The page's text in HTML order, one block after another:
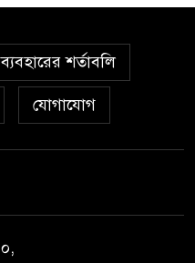
ব্যবহারের শর্তাবলি
যোগাযোগ